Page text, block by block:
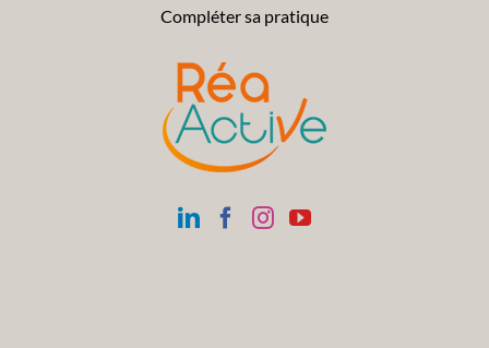
Compléter sa pratique